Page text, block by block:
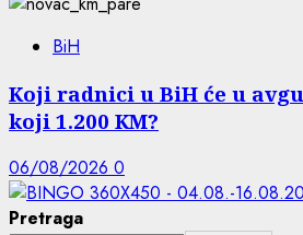
BiH
Koji radnici u BiH će u
koji 1.200 KM?
06/08/2026 0
Pretraga